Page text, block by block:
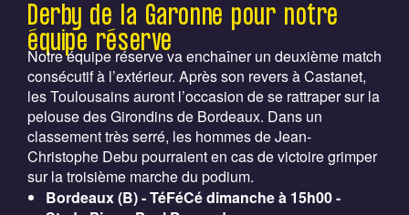
Derby de la Garonne pour notre
équipe réserve
Notre équipe réserve va enchaîner un deuxième match
consécutif à l’extérieur. Après son revers à Castanet,
les Toulousains auront l’occasion de se rattraper sur la
pelouse des Girondins de Bordeaux. Dans un
classement très serré, les hommes de Jean-
Christophe Debu pourraient en cas de victoire grimper
sur la troisième marche du podium.
Bordeaux (B) - TéFéCé dimanche à 15h00 -